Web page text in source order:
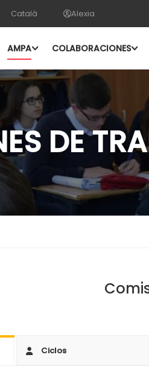
Català Alexia
AMPA COLABORACIONES
DE
Ciclos